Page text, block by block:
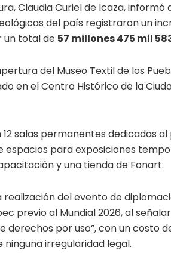
Claudia Curiel de Icaza, informó
del país registraron un
un total de 57 millones 475 mil
del Museo Textil de los
en el Centro Histórico de la
salas permanentes dedicadas
espacios para exposiciones
y una tienda de Fonart.
realización del evento de
previo al Mundial 2026, al
derechos por uso”, con un costo
ninguna irregularidad legal.